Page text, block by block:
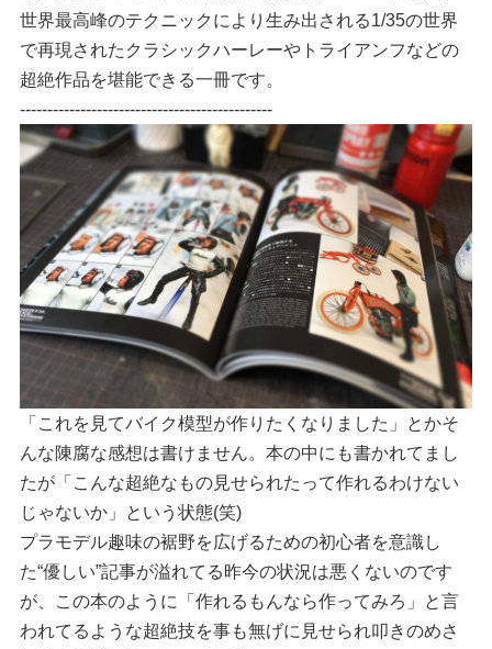
世界最高峰のテクニックにより生み出される1/35の世界
で再現されたクラシックハーレーやトライアンフなどの
超絶作品を堪能できる一冊です。
----------------------------------------------
「これを見てバイク模型が作りたくなりました」とかそ
んな陳腐な感想は書けません。本の中にも書かれてまし
たが「こんな超絶なもの見せられたって作れるわけない
じゃないか」という状態(笑)
プラモデル趣味の裾野を広げるための初心者を意識し
た“優しい”記事が溢れてる昨今の状況は悪くないのです
が、この本のように「作れるもんなら作ってみろ」と言
われてるような超絶技を事も無げに見せられ叩きのめさ